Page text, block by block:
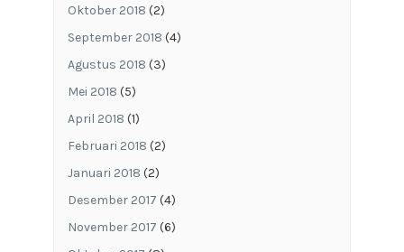
Oktober 2018 (2)
September 2018 (4)
Agustus 2018 (3)
Mei 2018 (5)
April 2018 (1)
Februari 2018 (2)
Januari 2018 (2)
Desember 2017 (4)
November 2017 (6)